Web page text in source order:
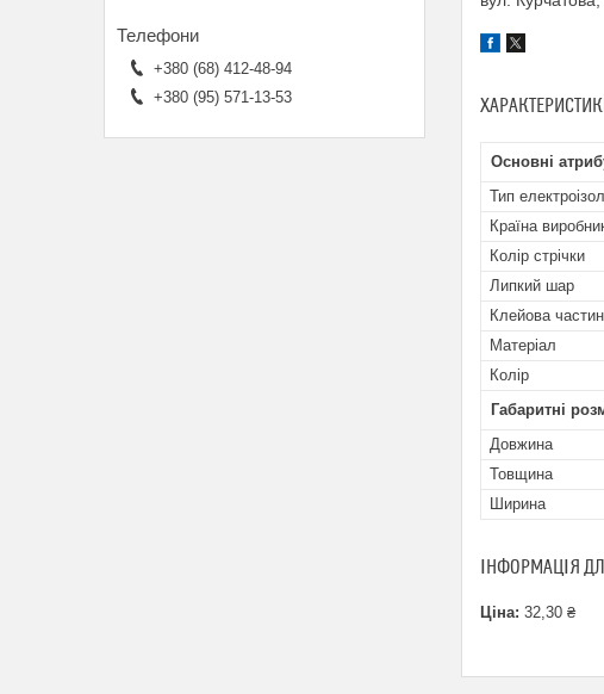
Основні
Тип
Країна
Колір стрічки
Липкий шар
Клейова
Матеріал
Колір
Габаритні
Довжина
Товщина
Ширина
ІНФОРМАЦІЯ
Ціна: 32,30 ₴
+380 (68) 412-48-94
+380 (95) 571-13-53